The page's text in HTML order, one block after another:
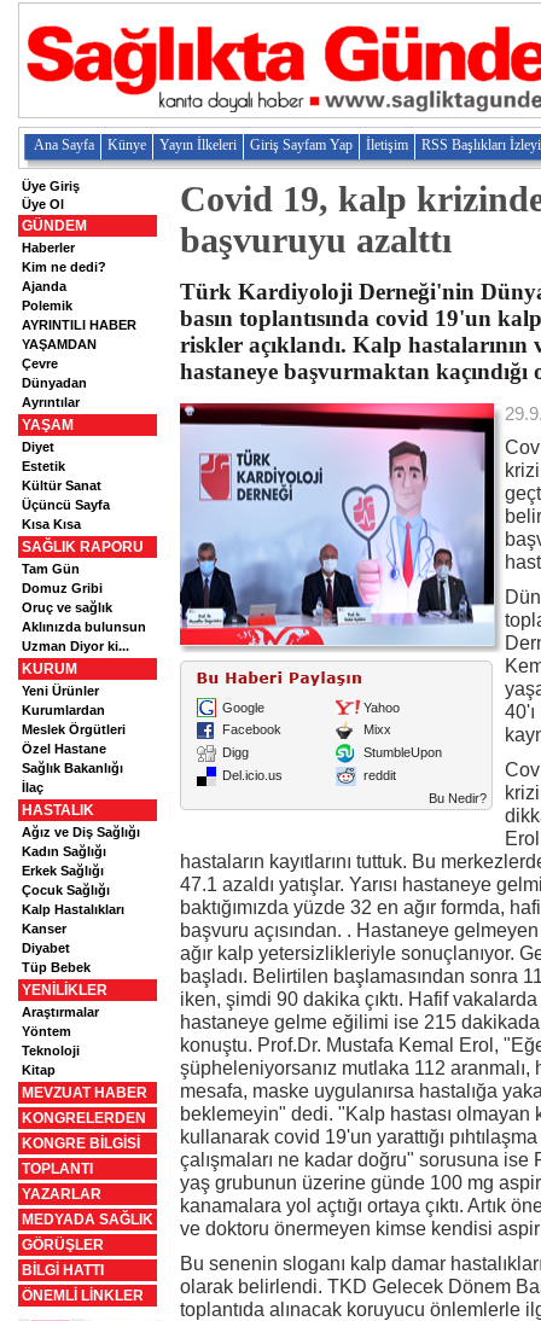
Ana Sayfa Künye Yayın İlkeleri Giriş Sayfam Yap İletişim RSS Başlıkları
Üye Giriş
Üye Ol
GÜNDEM
Haberler
Kim ne dedi?
Ajanda
Polemik
AYRINTILI HABER
YAŞAMDAN
Çevre
Dünyadan
Ayrıntılar
YAŞAM
Diyet
Estetik
Kültür Sanat
Üçüncü Sayfa
Kısa Kısa
SAĞLIK RAPORU
Tam Gün
Domuz Gribi
Oruç ve sağlık
Aklınızda bulunsun
Uzman Diyor ki...
KURUM
Yeni Ürünler
Kurumlardan
Meslek Örgütleri
Özel Hastane
Sağlık Bakanlığı
İlaç
HASTALIK
Ağız ve Diş Sağlığı
Kadın Sağlığı
Erkek Sağlığı
Çocuk Sağlığı
Kalp Hastalıkları
Kanser
Diyabet
Tüp Bebek
YENİLİKLER
Araştırmalar
Yöntem
Teknoloji
Kitap
MEVZUAT HABER
KONGRELERDEN
KONGRE BİLGİSİ
TOPLANTI
YAZARLAR
MEDYADA SAĞLIK
GÖRÜŞLER
BİLGİ HATTI
ÖNEMLİ LİNKLER
Covid 19, kalp
başvuruyu azalttı
Türk Kardiyoloji Derneği'nin
basın toplantısında covid 19'un
riskler açıklandı. Kalp
hastaneye başvurmaktan kaçındığı
Google
Yahoo
Facebook
Mixx
Digg
StumbleUpon
Del.icio.us
reddit
Bu Nedir?
hastaların kayıtlarını tuttuk. Bu
47.1 azaldı yatışlar. Yarısı hastaneye
baktığımızda yüzde 32 en ağır formda,
başvuru açısından. . Hastaneye
ağır kalp yetersizlikleriyle sonuçlanıyor.
başladı. Belirtilen başlamasından sonra
iken, şimdi 90 dakika çıktı. Hafif
hastaneye gelme eğilimi ise 215
konuştu. Prof.Dr. Mustafa Kemal Erol,
şüpheleniyorsanız mutlaka 112
mesafa, maske uygulanırsa hastalığa
beklemeyin" dedi. "Kalp hastası
kullanarak covid 19'un yarattığı
çalışmaları ne kadar doğru" sorusuna
yaş grubunun üzerine günde 100 mg
kanamalara yol açtığı ortaya çıktı. Artık
ve doktoru önermeyen kimse kendisi
Bu senenin sloganı kalp damar
olarak belirlendi. TKD Gelecek Dönem
toplantıda alınacak koruyucu önlemlerle